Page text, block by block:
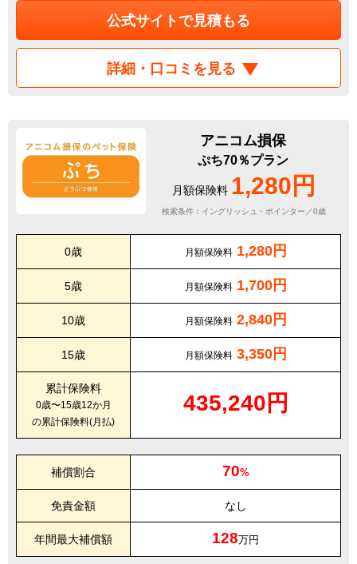
公式サイトで見積もる
詳細・口コミを見る
アニコム損保
ぷち70％プラン
月額保険料 1,280円
検索条件：イングリッシュ・ポインター／0歳
0歳 月額保険料 1,280円
5歳 月額保険料 1,700円
10歳 月額保険料 2,840円
15歳 月額保険料 3,350円
累計保険料
0歳〜15歳12か月
の累計保険料(月払)
435,240円
補償割合 70%
免責金額 なし
年間最大補償額 128万円